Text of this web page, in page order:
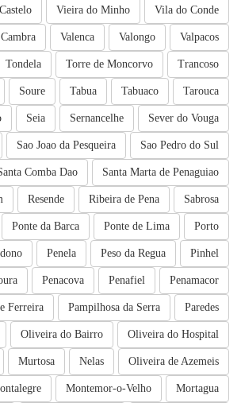
Vila do Conde
Vieira do Minho
Valpacos
Valongo
Valenca
Trancoso
Torre de Moncorvo
Tondela
Tarouca
Tabuaco
Tabua
Soure
Sever do Vouga
Sernancelhe
Seia
Sao Pedro do Sul
Sao Joao da Pesqueira
Santa Marta de Penaguiao
Comba Dao
Sabrosa
Ribeira de Pena
Resende
Porto
Ponte de Lima
Ponte da Barca
Pinhel
Peso da Regua
Penela
Penamacor
Penafiel
Penacova
Paredes
Pampilhosa da Serra
Ferreira
Oliveira do Hospital
Oliveira do Bairro
Oliveira de Azemeis
Nelas
Murtosa
Mortagua
Montemor-o-Velho